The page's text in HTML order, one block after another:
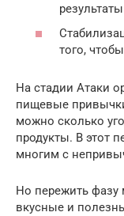
того,
На стадии Атаки
пищевые
можно сколько
продукты. В этот
многим с
Но пережить фазу
вкусные и